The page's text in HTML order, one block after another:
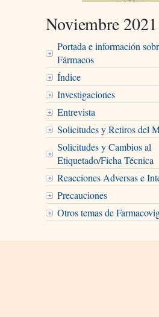
Noviembre 2021
Portada e información
Fármacos
Índice
Investigaciones
Entrevista
Solicitudes y Retiros del
Solicitudes y Cambios al
Etiquetado/Ficha Técnica
Reacciones Adversas e
Precauciones
Otros temas de